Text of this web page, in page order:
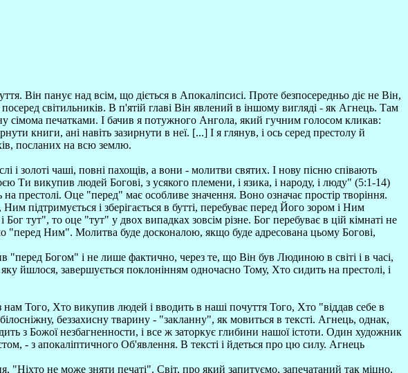
Він панує над всім, що діється в Апокаліпсисі. Проте безпосередньо діє не Він,
світильників. В п'ятій главі Він явлений в іншому вигляді - як Агнець. Там
сімома печатками. І бачив я потужного Ангола, який гучним голосом кликав:
книги, ані навіть зазирнути в неї. [...] І я глянув, і ось серед престолу й
посланих на всю землю.
золоті чаші, повні пахощів, а вони - молитви святих. І нову пісню співають
Ти викупив людей Богові, з усякого племени, і язика, і народу, і люду" (5:1-14)
престолі. Оце "перед" має особливе значення. Воно означає простір творіння.
підтримується і зберігається в бутті, перебуває перед Його зором і Ним
тут", то оце "тут" у двох випадках зовсім різне. Бог перебуває в цій кімнаті не
"перед Ним". Молитва буде досконалою, якщо буде адресована цьому Богові,
Богом" і не лише фактично, через те, що Він був Людиною в світі і в часі,
йшлося, завершується поклонінням одночасно Тому, Хто сидить на престолі, і
Того, Хто викупив людей і вводить в наші почуття Того, Хто "віддав себе в
беззахисну тварину - "закланну", як мовиться в тексті. Агнець, однак,
з Божої незбагненности, і все ж заторкує глибини нашої істоти. Один художник
- з апокаліптичного Об'явлення. В тексті і йдеться про цю силу. Агнець
"Ніхто не може зняти печаті". Світ, про який запитуємо, запечатаний так міцно,